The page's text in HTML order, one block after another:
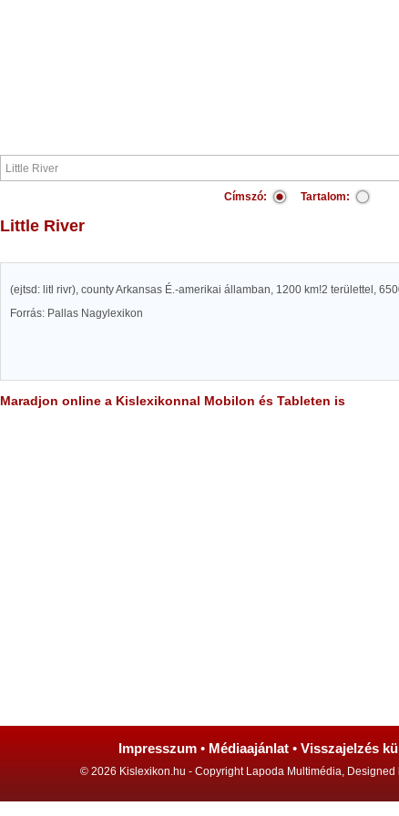
Címszó: Tartalom:
Little River
(ejtsd: litl rivr), county Arkansas É.-amerikai államban, 1200 km!2 területtel,
Forrás: Pallas Nagylexikon
Maradjon online a Kislexikonnal Mobilon és Tableten is
Impresszum • Médiaajánlat • Visszajelzés
© 2026 Kislexikon.hu - Copyright Lapoda Multimédia, Designed